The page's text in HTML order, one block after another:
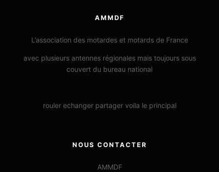
AMMDF
L’association des motardes et motards de France
avec plusieurs antennes régionales mais toujours sous
couvert du bureau national
rouler echanger partager voila le principal
NOUS CONTACTER
AMMDF